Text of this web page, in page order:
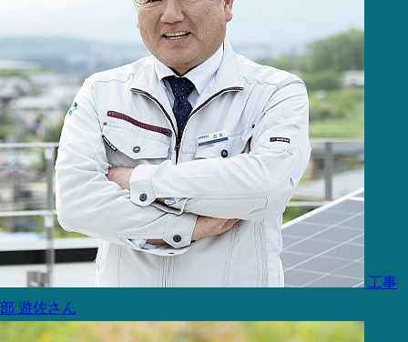
工事
部 遊佐さん